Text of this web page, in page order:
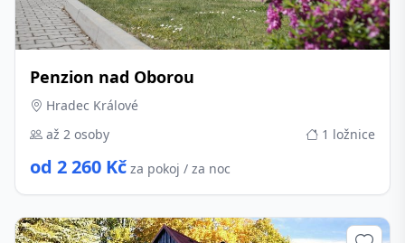
Penzion nad Oborou
Hradec Králové
až 2 osoby
1 ložnice
od 2 260 Kč za pokoj / za noc